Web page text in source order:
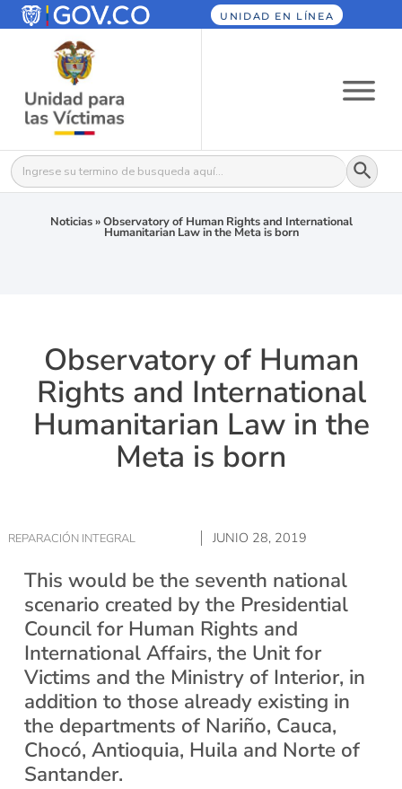
UNIDAD EN LÍNEA
Buscar: Botón
Noticias»Observatory of Human Rights and International
Humanitarian Law in the Meta is born
Observatory of Human
Rights and International
Humanitarian Law in the
Meta is born
REPARACIÓN INTEGRAL JUNIO 28, 2019
This would be the seventh national
scenario created by the Presidential
Council for Human Rights and
International Affairs, the Unit for
Victims and the Ministry of Interior, in
addition to those already existing in
the departments of Nariño, Cauca,
Chocó, Antioquia, Huila and Norte of
Santander.